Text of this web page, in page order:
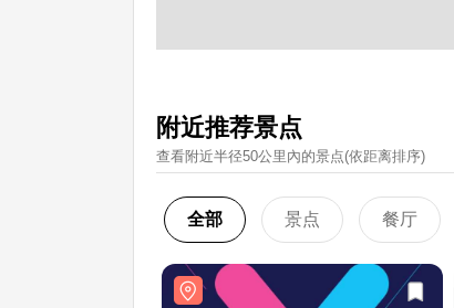
附近推荐景点
查看附近半径50公里內的景点(依距离排序)
全部 景点 餐厅